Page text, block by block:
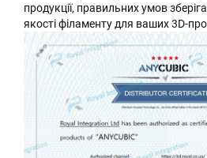
продукції, правильних умов
якості філаменту для ваших 3D-